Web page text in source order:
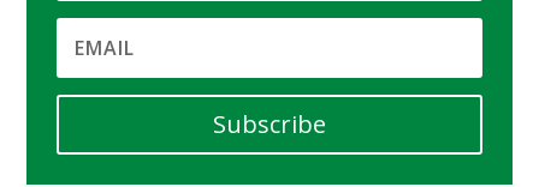
Subscribe